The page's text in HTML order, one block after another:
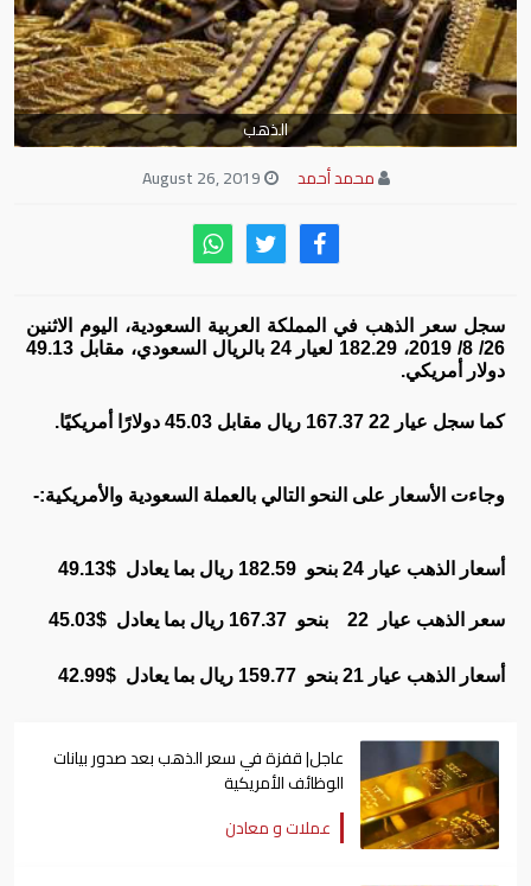
الذهب
محمد أحمد
سجل سعر الذهب في المملكة العربية السعودية، اليوم الاثنين
26/ 8/ 2019، 182.29 لعيار 24 بالريال السعودي، مقابل 49.13
دولار أمريكي.
كما سجل عيار 22 167.37 ريال مقابل 45.03 دولارًا أمريكيًا.
وجاءت الأسعار على النحو التالي بالعملة السعودية والأمريكية:-
أسعار الذهب عيار 24 بنحو 182.59 ريال بما يعادل $49.13
سعر الذهب عيار 22 بنحو 167.37 ريال بما يعادل $45.03
أسعار الذهب عيار 21 بنحو 159.77 ريال بما يعادل $42.99
عاجل| قفزة في سعر الذهب بعد صدور بيانات
الوظائف الأمريكية
عملات و معادن